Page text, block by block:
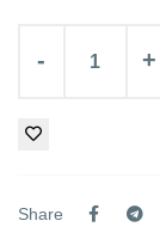
- +
Share